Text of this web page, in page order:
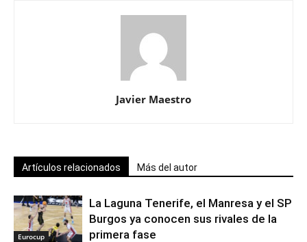
Javier Maestro
Artículos relacionados Más del autor
Eurocup
La Laguna Tenerife, el Manresa y el SP
Burgos ya conocen sus rivales de la
primera fase